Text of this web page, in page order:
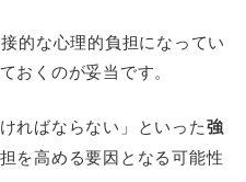
的な心理的負担になってい
おくのが妥当です。
ればならない」といった強
を高める要因となる可能性